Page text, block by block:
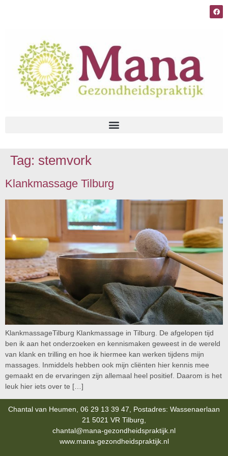
Tag: stemvork
Klankmassage Tilburg
KlankmassageTilburg Klankmassage in Tilburg. De afgelopen tijd
ben ik aan het onderzoeken en kennismaken geweest in de wereld
van klank en trilling en hoe ik hiermee kan werken tijdens mijn
massages. Inmiddels hebben ook mijn cliënten hier kennis mee
gemaakt en de ervaringen zijn allemaal heel positief. Daarom is het
leuk hier iets over te […]
Chantal van Heumen, 06 29 13 39 47, Postadres: Wassenaerlaan
21 5021 VR Tilburg,
chantal@mana-gezondheidspraktijk.nl
www.mana-gezondheidspraktijk.nl